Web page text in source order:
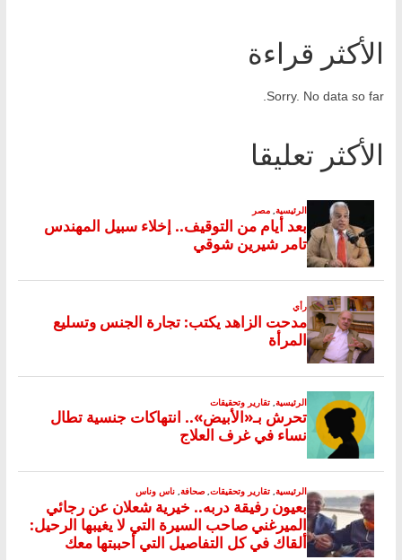
الأكثر قراءة
Sorry. No data so far.
الأكثر تعليقا